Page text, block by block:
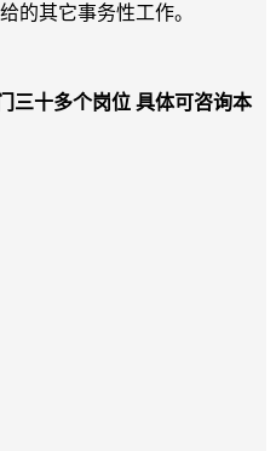
的其它事务性工作。
三十多个岗位 具体可咨询本